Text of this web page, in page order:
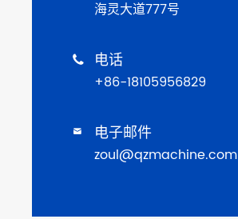
海灵大道777号
 电话
+86-18105956829
 电子邮件
zoul@qzmachine.com